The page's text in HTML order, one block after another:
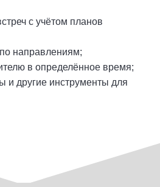
с учётом планов
направлениям;
в определённое время;
и другие инструменты для